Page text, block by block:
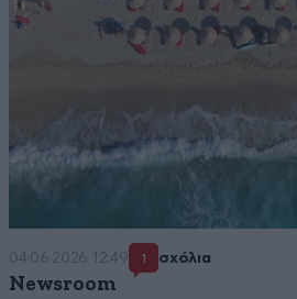
04·06·2026 12:49 1 σχόλια
Newsroom